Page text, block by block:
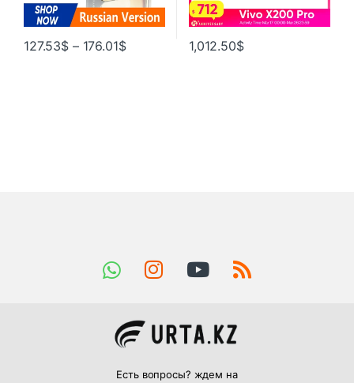
127.53$ – 176.01$ 1,012.50$
Есть вопросы? ждем на